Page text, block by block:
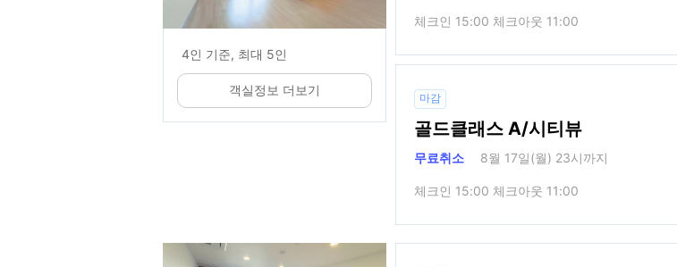
4인 기준, 최대 5인
객실정보 더보기
체크인 15:00 체크아웃 11:00
마감
골드클래스 A/시티뷰
무료취소 8월 17일(월) 23시까지
체크인 15:00 체크아웃 11:00